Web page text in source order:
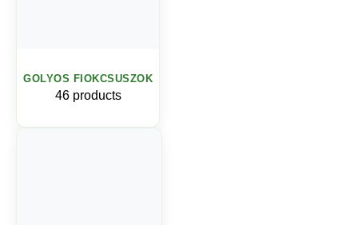
GOLYOS FIOKCSUSZOK
46 products